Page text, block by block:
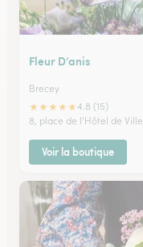
Fleur D’anis
Brecey
★★★★★4.8 (15)
8, place de l'Hôtel de Ville
Voir la boutique